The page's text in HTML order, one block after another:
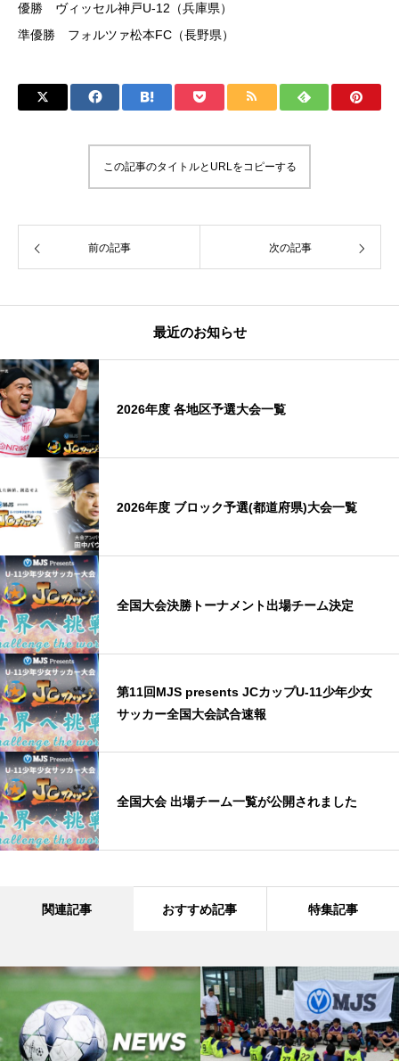
優勝 ヴィッセル神戸U-12（兵庫県）
準優勝 フォルツァ松本FC（長野県）
この記事のタイトルとURLをコピーする
前の記事 次の記事
最近のお知らせ
2026年度 各地区予選大会一覧
2026年度 ブロック予選(都道府県)大会一覧
全国大会決勝トーナメント出場チーム決定
第11回MJS presents JCカップU-11少年少女
サッカー全国大会試合速報
全国大会 出場チーム一覧が公開されました
関連記事 おすすめ記事 特集記事